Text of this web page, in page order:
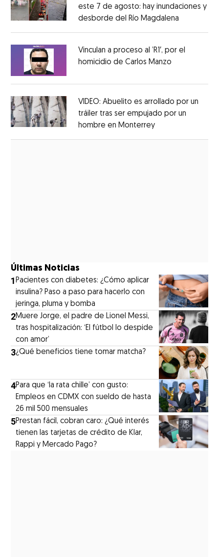
este 7 de agosto: hay inundaciones y
desborde del Río Magdalena
Vinculan a proceso al ’R1′, por el
homicidio de Carlos Manzo
VIDEO: Abuelito es arrollado por un
tráiler tras ser empujado por un
hombre en MonterreyOpens in new
Últimas Noticias
1Pacientes con diabetes: ¿Cómo aplicar
insulina? Paso a paso para hacerlo con
jeringa, pluma y bomba
2Muere Jorge, el padre de Lionel Messi,
tras hospitalización: ‘El fútbol lo despide
con amor’
3¿Qué beneficios tiene tomar matcha?
4Para que ‘la rata chille’ con gusto:
Empleos en CDMX con sueldo de hasta
26 mil 500 mensuales
5Prestan fácil, cobran caro: ¿Qué interés
tienen las tarjetas de crédito de Klar,
Rappi y Mercado Pago?